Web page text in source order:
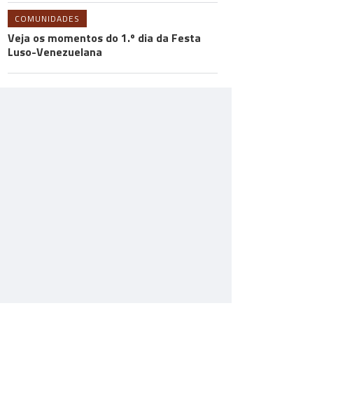
COMUNIDADES
Veja os momentos do 1.º dia da Festa
Luso-Venezuelana